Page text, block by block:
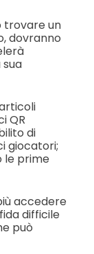
trovare un
dovranno
QR
di
giocatori;
le prime
accedere
difficile
può